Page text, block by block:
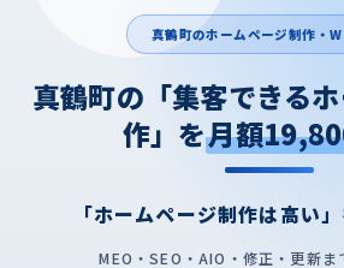
真鶴町のホームページ制作・
真鶴町の「集客できる
作」を月額
「ホームページ制作は高い」
MEO・SEO・AIO・修正・更新ま